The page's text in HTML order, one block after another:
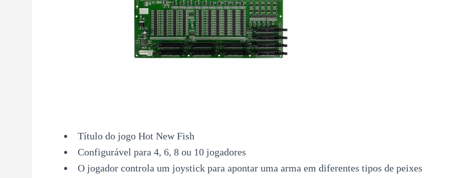
Título do jogo Hot New Fish
Configurável para 4, 6, 8 ou 10 jogadores
O jogador controla um joystick para apontar uma arma em diferentes tipos de peixes